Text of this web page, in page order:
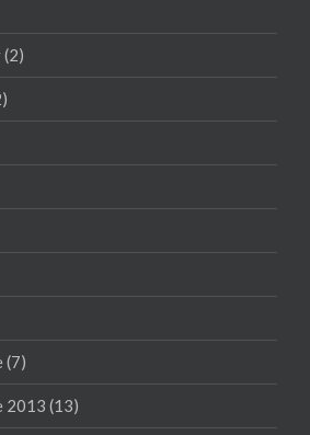
(2)
(7)
2013 (13)